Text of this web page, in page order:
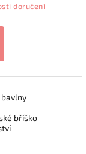
doručení
bavlny
bříško